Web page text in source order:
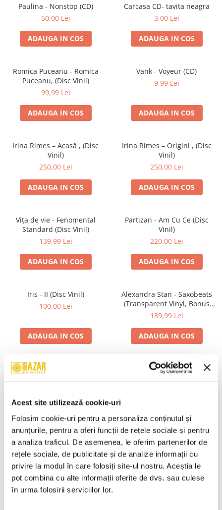
Acest site utilizează cookie-uri
Folosim cookie-uri pentru a personaliza conținutul și
anunțurile, pentru a oferi funcții de rețele sociale și pentru
a analiza traficul. De asemenea, le oferim partenerilor de
rețele sociale, de publicitate și de analize informații cu
privire la modul în care folosiți site-ul nostru. Aceștia le
pot combina cu alte informații oferite de dvs. sau culese
în urma folosirii serviciilor lor.
Viniluri Românești
Colecția Electrecord
Paulina - Nonstop (CD)
50,00 Lei
ADAUGA IN COS
Carcasa CD- tavita neagra
3,00 Lei
ADAUGA IN COS
Romica Puceanu - Romica
Puceanu, (Disc Vinil)
99,99 Lei
ADAUGA IN COS
Vank - Voyeur (CD)
9,99 Lei
ADAUGA IN COS
Irina Rimes – Acasă , (Disc
Vinil)
250,00 Lei
ADAUGA IN COS
Irina Rimes – Origini , (Disc
Vinil)
250,00 Lei
ADAUGA IN COS
Vița de vie - Fenomental
Standard (Disc Vinil)
139,99 Lei
ADAUGA IN COS
Partizan - Am Cu Ce (Disc
Vinil)
220,00 Lei
ADAUGA IN COS
Iris - II (Disc Vinil)
100,00 Lei
ADAUGA IN COS
Alexandra Stan - Saxobeats
(Transparent Vinyl, Bonus
Tracks) ) (Disc Vinil)
139,99 Lei
ADAUGA IN COS
Unknown Artist - Povești ,
R.E.M. - Monster , (CD)
Mădălina Manole - Dulce De
Tot, (CD)
99,99 Lei
ADAUGA IN COS
Taraful de la Vărbilău –
Povestea de la Vărbilău – -
Electrecord, (Disc Vinil)
189,00 Lei